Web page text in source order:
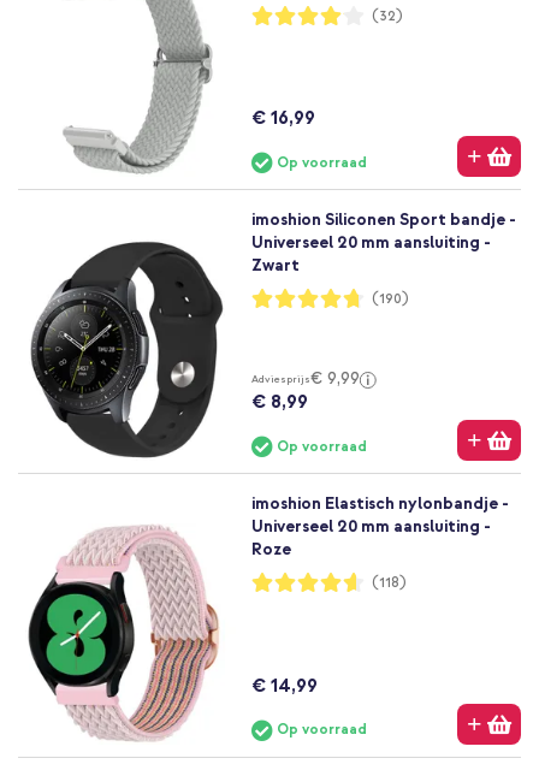
Waardering:
81%
(32)
€ 16,99
Op voorraad
imoshion Siliconen Sport bandje -
Universeel 20 mm aansluiting -
Zwart
Waardering:
(190)
Adviesprijs€ 9,99
€ 8,99
Op voorraad
imoshion Elastisch nylonbandje -
Universeel 20 mm aansluiting -
Roze
Waardering:
92%
(118)
€ 14,99
Op voorraad